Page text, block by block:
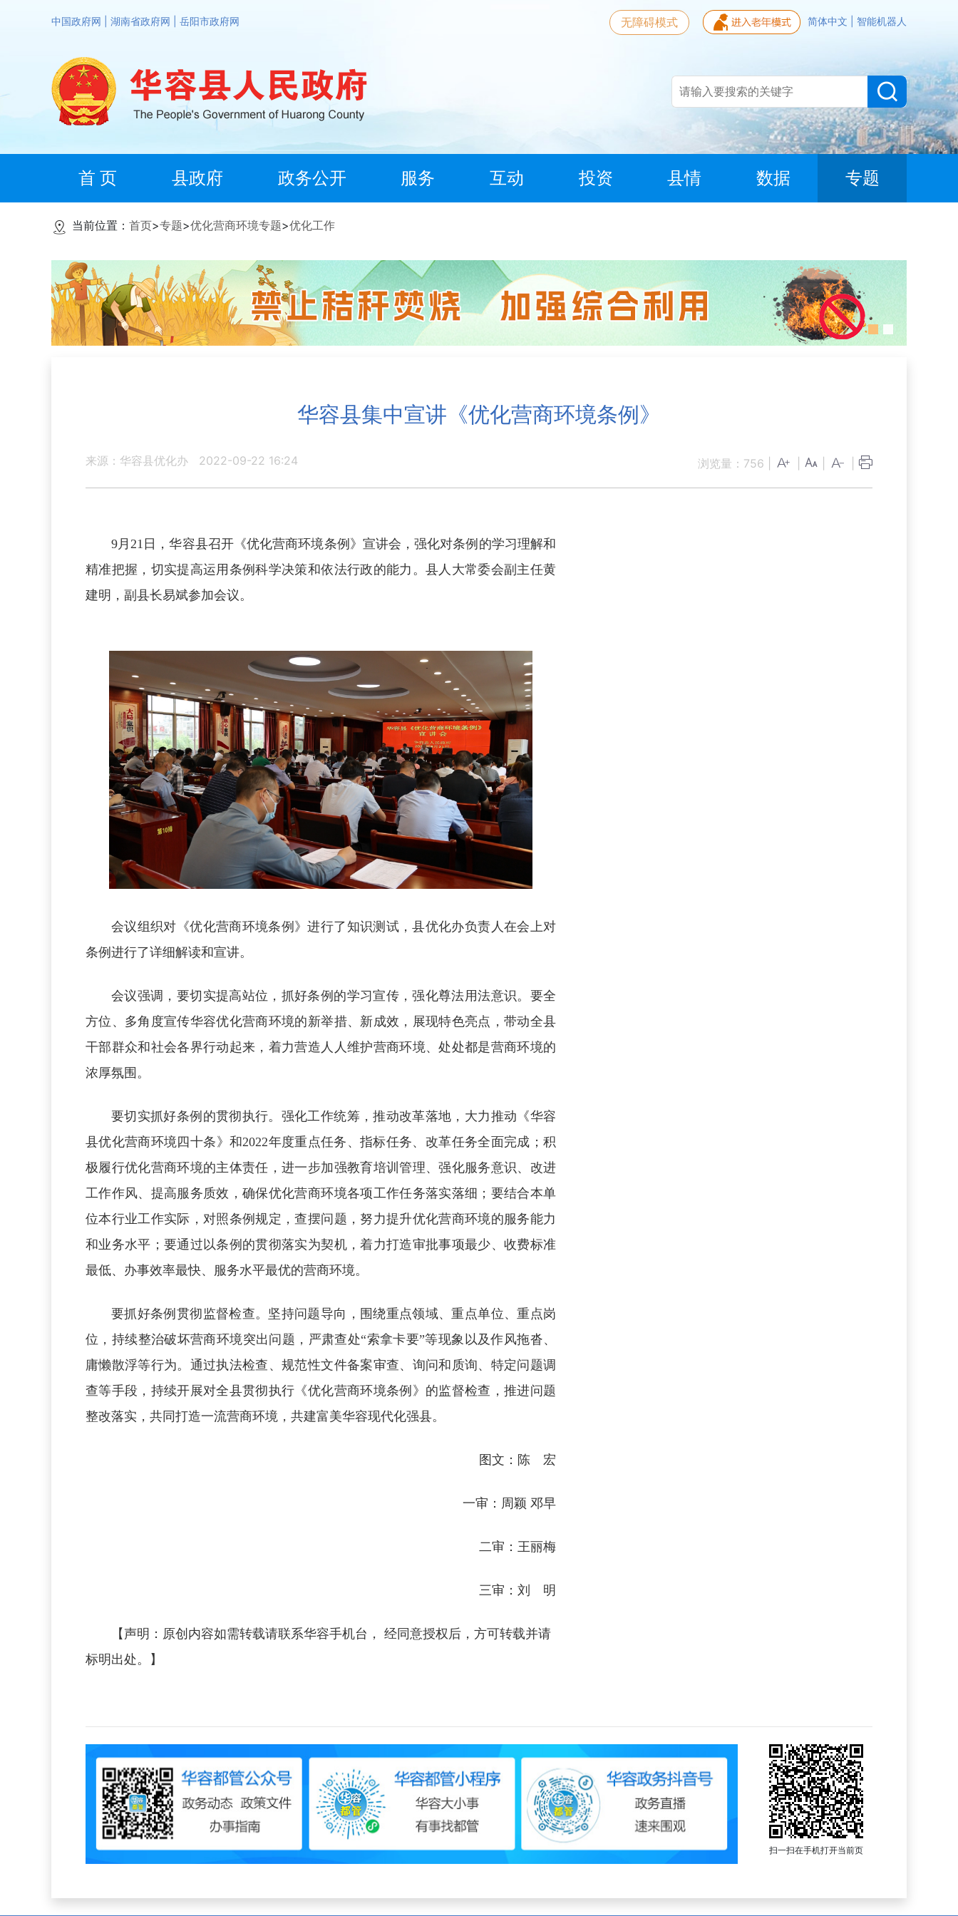
中国政府网 湖南省政府网 岳阳市政府网 简体中文 智能机器人
无障碍模式
首 页 县政府 政务公开 服务 互动 投资 县情 数据 专题
当前位置： 首页>专题>优化营商环境专题>优化工作
华容县集中宣讲《优化营商环境条例》
来源：华容县优化办 2022-09-22 16:24 浏览量： 756
9月21日，华容县召开《优化营商环境条例》宣讲会，强化对条例的学习理解和
精准把握，切实提高运用条例科学决策和依法行政的能力。县人大常委会副主任黄
建明，副县长易斌参加会议。
会议组织对《优化营商环境条例》进行了知识测试，县优化办负责人在会上对
条例进行了详细解读和宣讲。
会议强调，要切实提高站位，抓好条例的学习宣传，强化尊法用法意识。要全
方位、多角度宣传华容优化营商环境的新举措、新成效，展现特色亮点，带动全县
干部群众和社会各界行动起来，着力营造人人维护营商环境、处处都是营商环境的
浓厚氛围。
要切实抓好条例的贯彻执行。强化工作统筹，推动改革落地，大力推动《华容
县优化营商环境四十条》和2022年度重点任务、指标任务、改革任务全面完成；积
极履行优化营商环境的主体责任，进一步加强教育培训管理、强化服务意识、改进
工作作风、提高服务质效，确保优化营商环境各项工作任务落实落细；要结合本单
位本行业工作实际，对照条例规定，查摆问题，努力提升优化营商环境的服务能力
和业务水平；要通过以条例的贯彻落实为契机，着力打造审批事项最少、收费标准
最低、办事效率最快、服务水平最优的营商环境。
要抓好条例贯彻监督检查。坚持问题导向，围绕重点领域、重点单位、重点岗
位，持续整治破坏营商环境突出问题，严肃查处“索拿卡要”等现象以及作风拖沓、
庸懒散浮等行为。通过执法检查、规范性文件备案审查、询问和质询、特定问题调
查等手段，持续开展对全县贯彻执行《优化营商环境条例》的监督检查，推进问题
整改落实，共同打造一流营商环境，共建富美华容现代化强县。
图文：陈 宏
一审：周颖 邓早
二审：王丽梅
三审：刘 明
【声明：原创内容如需转载请联系华容手机台， 经同意授权后，方可转载并请
标明出处。】
扫一扫在手机打开当前页